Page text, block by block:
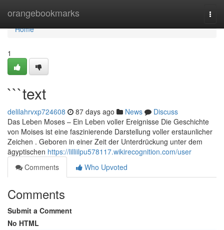
orangebookmarks
Home
Home
1
```text
delilahrvxp724608 87 days ago News
Discuss
Das Leben Moses – Ein Leben voller Ereignisse Die Geschichte
von Moises ist eine faszinierende Darstellung voller erstaunlicher
Zeichen . Geboren in einer Zeit der Unterdrückung unter dem
ägyptischen https://lilliilpu578117.wikirecognition.com/user
Comments
Who Upvoted
Comments
Submit a Comment
No HTML